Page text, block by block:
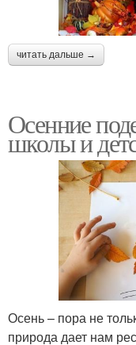
читать дальше →
Осенние
школы и
Осень – пора не
природа дает нам